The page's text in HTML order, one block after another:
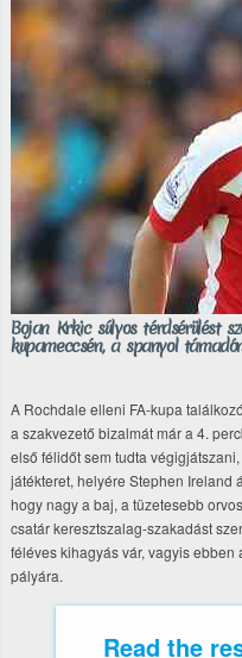
Bojan Krkic súlyos térdsérülést
kupameccsén, a spanyol
A Rochdale elleni FA-kupa
a szakvezető bizalmát már a 4.
első félidőt sem tudta
játékteret, helyére Stephen Ireland
hogy nagy a baj, a tüzetesebb
csatár keresztszalag-szakadást
féléves kihagyás vár, vagyis
pályára.
Read the